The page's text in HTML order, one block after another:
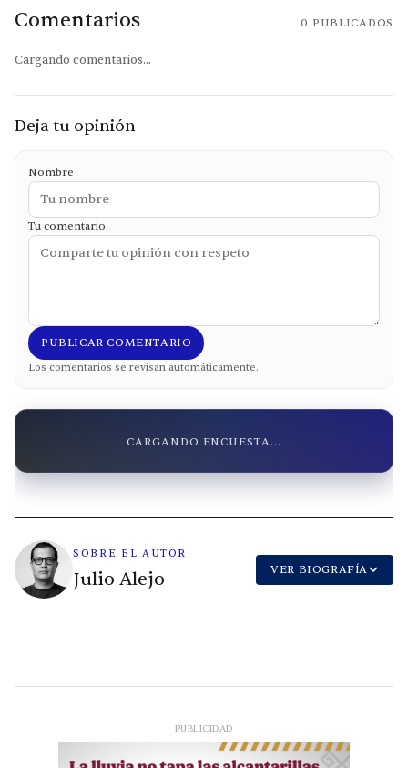
Comentarios 0 PUBLICADOS
Cargando comentarios...
Deja tu opinión
Nombre
Tu comentario
PUBLICAR COMENTARIO
Los comentarios se revisan automáticamente.
CARGANDO ENCUESTA...
SOBRE EL AUTOR
Julio Alejo VER BIOGRAFÍA
PUBLICIDAD